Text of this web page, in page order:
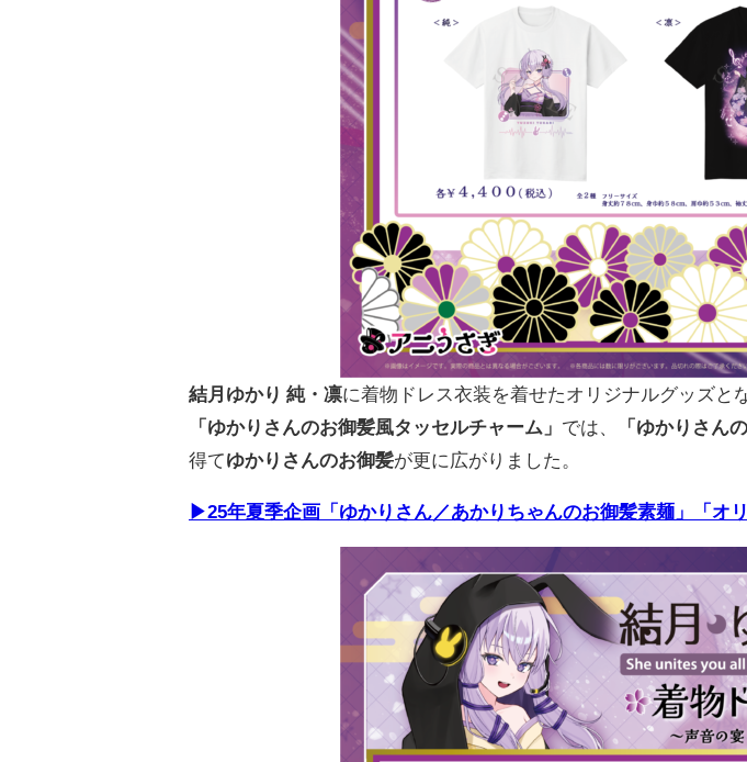
結月ゆかり 純・凛に着物ドレス衣装を着せたオリジナルグッズと
「ゆかりさんのお御髪風タッセルチャーム」 では、 「ゆかりさん
得てゆかりさんのお御髪が更に広がりました。
▶25年夏季企画「ゆかりさん／あかりちゃんのお御髪素麺」「オ